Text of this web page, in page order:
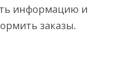
информацию и
заказы.